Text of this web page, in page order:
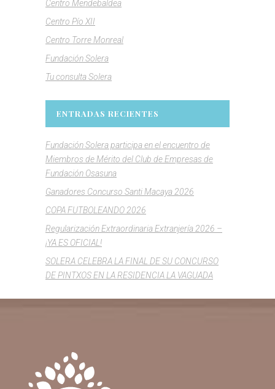
Centro Mendebaldea
Centro Pío XII
Centro Torre Monreal
Fundación Solera
Tu consulta Solera
ENTRADAS RECIENTES
Fundación Solera participa en el encuentro de
Miembros de Mérito del Club de Empresas de
Fundación Osasuna
Ganadores Concurso Santi Macaya 2026
COPA FUTBOLEANDO 2026
Regularización Extraordinaria Extranjería 2026 –
¡YA ES OFICIAL!
SOLERA CELEBRA LA FINAL DE SU CONCURSO
DE PINTXOS EN LA RESIDENCIA LA VAGUADA